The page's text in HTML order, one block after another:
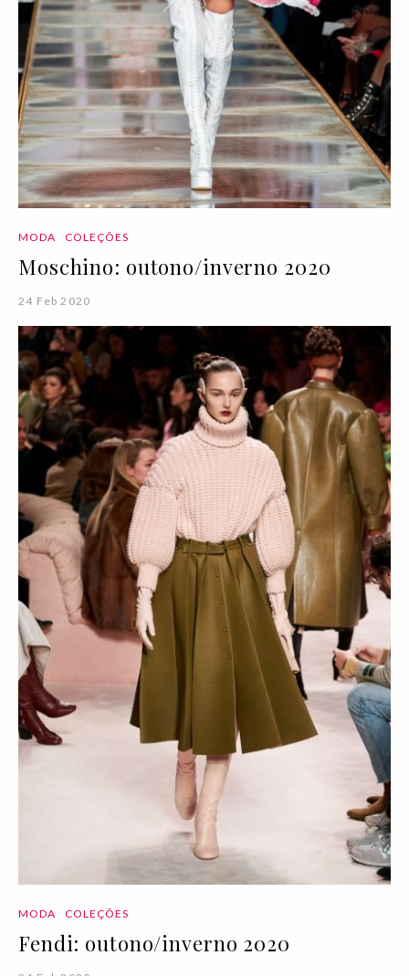
MODA COLEÇÕES
Moschino: outono/inverno 2020
24 Feb 2020
MODA COLEÇÕES
Fendi: outono/inverno 2020